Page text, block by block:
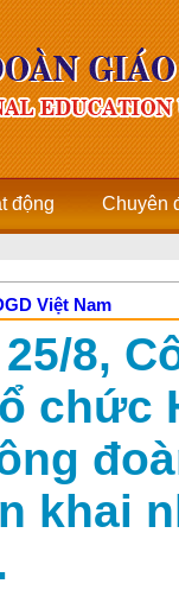
động Chuyên
Việt Nam
8,
chức
khai